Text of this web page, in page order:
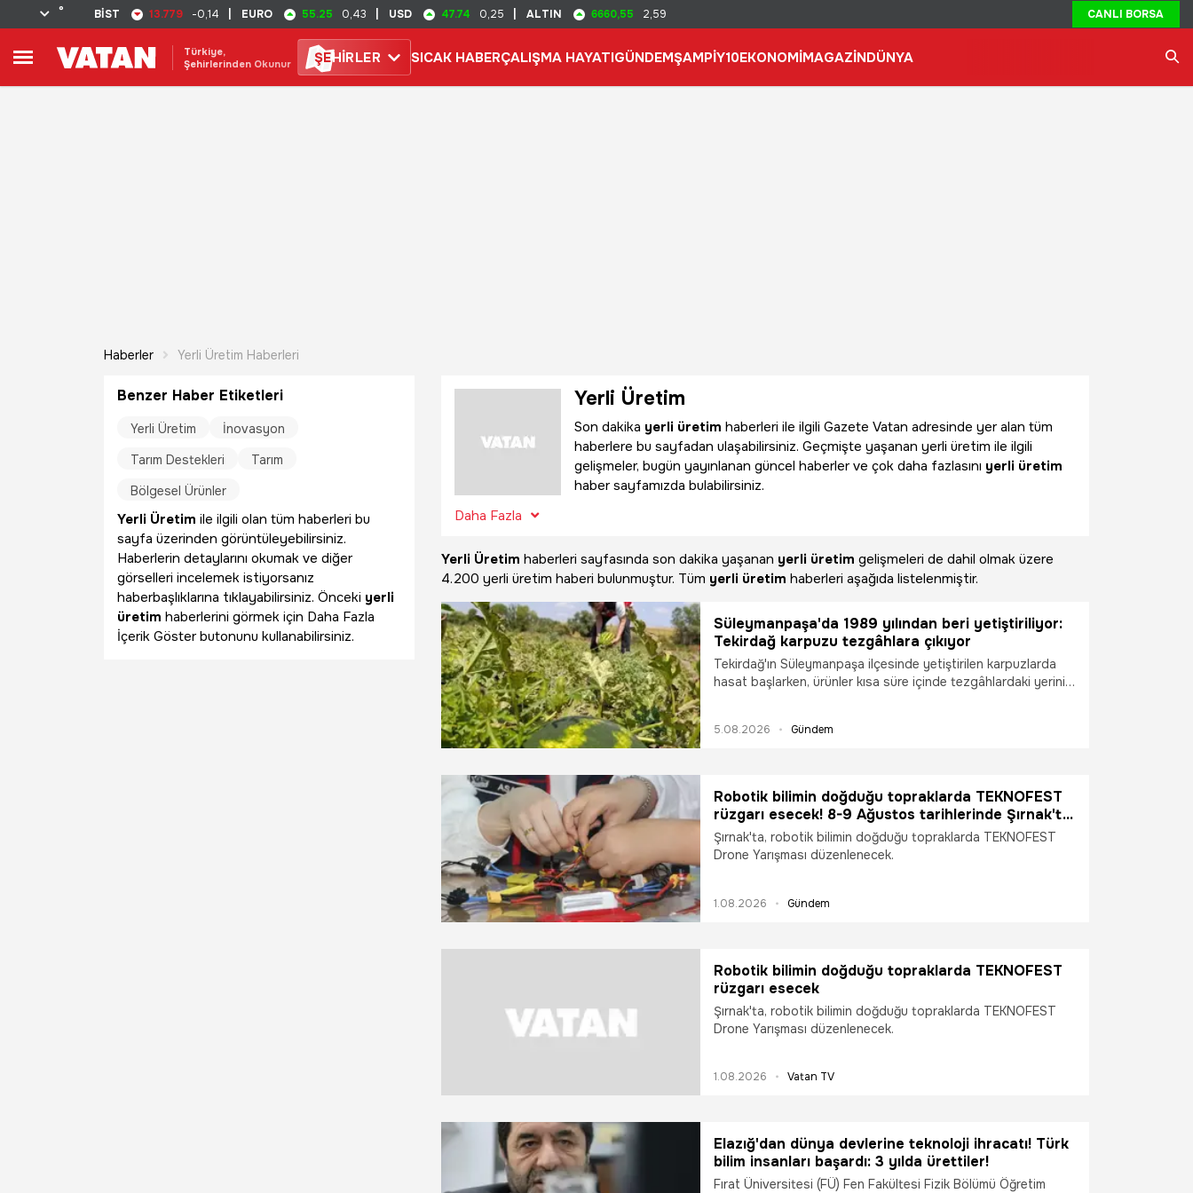
° BİST 13.779 -0,14 EURO 55.25 0,43 USD 47.74 0,25 ALTIN 6660,55 2,59 CANLI BORSA
Türkiye,
Şehirlerinden Okunur
ŞEHİRLER SICAK HABERÇALIŞMA HAYATIGÜNDEMŞAMPİY10EKONOMİMAGAZİNDÜNYA
Haberler Yerli Üretim Haberleri
Yerli Üretim
Son dakika yerli üretim haberleri ile ilgili Gazete Vatan adresinde yer alan tüm
haberlere bu sayfadan ulaşabilirsiniz. Geçmişte yaşanan yerli üretim ile ilgili
gelişmeler, bugün yayınlanan güncel haberler ve çok daha fazlasını yerli üretim
haber sayfamızda bulabilirsiniz.
Daha Fazla
Yerli Üretim haberleri sayfasında son dakika yaşanan yerli üretim gelişmeleri de dahil olmak üzere
4.200 yerli üretim haberi bulunmuştur. Tüm yerli üretim haberleri aşağıda listelenmiştir.
Süleymanpaşa'da 1989 yılından beri yetiştiriliyor:
Tekirdağ karpuzu tezgâhlara çıkıyor
Tekirdağ'ın Süleymanpaşa ilçesinde yetiştirilen karpuzlarda
hasat başlarken, ürünler kısa süre içinde tezgâhlardaki yerini
5.08.2026 Gündem
Robotik bilimin doğduğu topraklarda TEKNOFEST
rüzgarı esecek! 8-9 Ağustos tarihlerinde Şırnak'ta
gerçekleştirilecek
Şırnak'ta, robotik bilimin doğduğu topraklarda TEKNOFEST
Drone Yarışması düzenlenecek.
1.08.2026 Gündem
Robotik bilimin doğduğu topraklarda TEKNOFEST
rüzgarı esecek
Şırnak'ta, robotik bilimin doğduğu topraklarda TEKNOFEST
Drone Yarışması düzenlenecek.
1.08.2026 Vatan TV
Elazığ'dan dünya devlerine teknoloji ihracatı! Türk
bilim insanları başardı: 3 yılda ürettiler!
Fırat Üniversitesi (FÜ) Fen Fakültesi Fizik Bölümü Öğretim
Benzer Haber Etiketleri
Yerli Üretim
İnovasyon
Tarım Destekleri
Tarım
Bölgesel Ürünler
Yerli Üretim ile ilgili olan tüm haberleri bu
sayfa üzerinden görüntüleyebilirsiniz.
Haberlerin detaylarını okumak ve diğer
görselleri incelemek istiyorsanız
haberbaşlıklarına tıklayabilirsiniz. Önceki yerli
üretim haberlerini görmek için Daha Fazla
İçerik Göster butonunu kullanabilirsiniz.